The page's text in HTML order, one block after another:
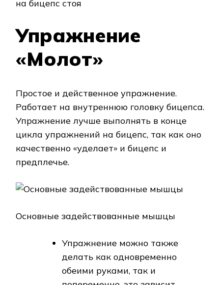
на бицепс стоя
Упражнение
«Молот»
Простое и действенное упражнение.
Работает на внутреннюю головку бицепса.
Упражнение лучше выполнять в конце
цикла упражнений на бицепс, так как оно
качественно «уделает» и бицепс и
предплечье.
Основные задействованные мышцы
Упражнение можно также
делать как одновременно
обеими руками, так и